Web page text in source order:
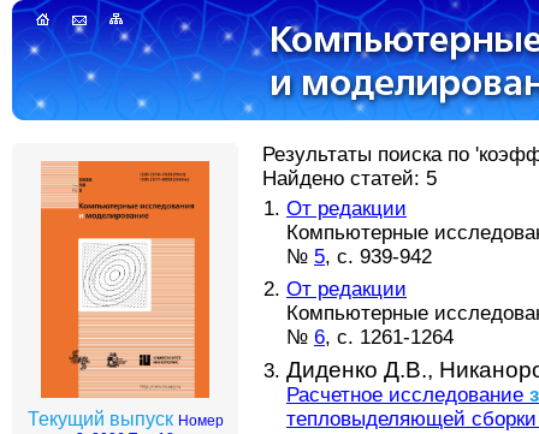
Текущий выпуск Номер
Результаты поиска по
Найдено статей: 5
От редакции
Компьютерные
№ 5, с. 939-942
От редакции
Компьютерные
№ 6, с. 1261-1264
Диденко Д.В.,
Расчетное исследование
тепловыделяющей сборки